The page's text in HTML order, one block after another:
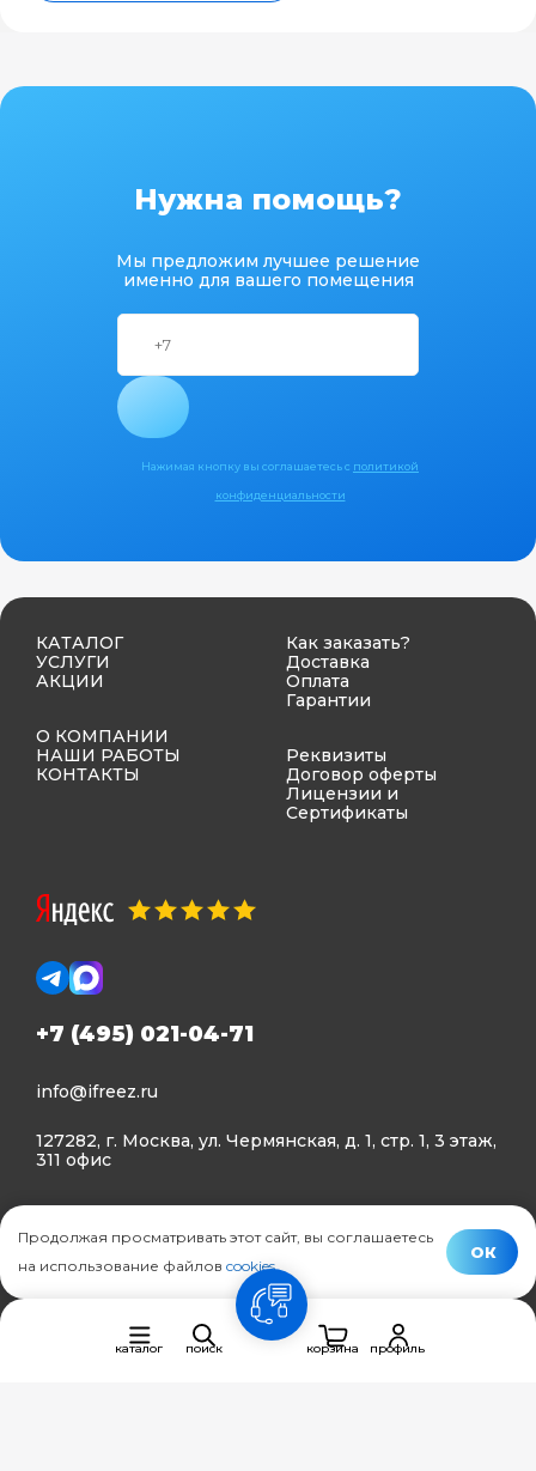
Нужна помощь?
Мы предложим лучшее решение
именно для вашего помещения
Нажимая кнопку вы соглашаетесь с политикой
конфиденциальности
КАТАЛОГ
УСЛУГИ
АКЦИИ
О КОМПАНИИ
НАШИ РАБОТЫ
КОНТАКТЫ
Как заказать?
Доставка
Оплата
Гарантии
Реквизиты
Договор оферты
Лицензии и
Сертификаты
+7 (495) 021-04-71
info@ifreez.ru
127282, г. Москва, ул. Чермянская, д. 1, стр. 1, 3 этаж,
311 офис
Политика конфиденциальности
© Ifreez - продажа и установка климатической техники,
каталог поиск
связь
корзина
профиль
Продолжая просматривать этот сайт, вы соглашаетесь
на использование файлов cookies.
ОК